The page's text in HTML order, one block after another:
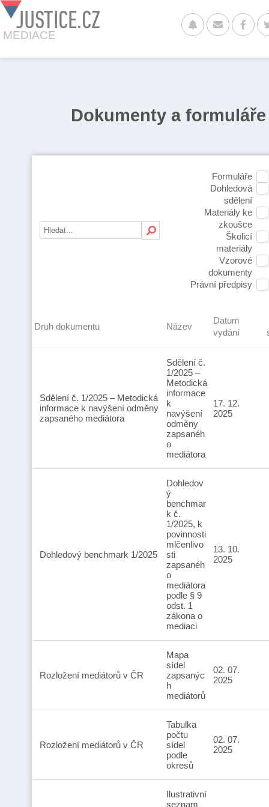
JUSTICE.CZ
MEDIACE
Dokumenty a formuláře
Formuláře
Dohledová
sdělení
Materiály ke
zkoušce
Školicí
materiály
Vzorové
dokumenty
Právní předpisy
Druh dokumentu Název
Datum
vydání
Sdělení č. 1/2025 – Metodická
informace k navýšení odměny
zapsaného mediátora
Sdělení č.
1/2025 –
Metodická
informace
k
navýšení
odměny
zapsanéh
o
mediátora
17. 12.
2025
Dohledový benchmark 1/2025
Dohledov
ý
benchmar
k č.
1/2025, k
povinnosti
mlčenlivo
sti
zapsanéh
o
mediátora
podle § 9
odst. 1
zákona o
mediaci
13. 10.
2025
Rozložení mediátorů v ČR
Mapa
sídel
zapsanýc
h
mediátorů
02. 07.
2025
Rozložení mediátorů v ČR
Tabulka
počtu
sídel
podle
okresů
02. 07.
2025
Ilustrativní
seznam